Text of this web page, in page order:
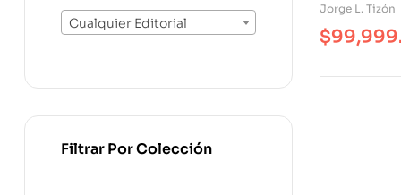
Jorge L. Tizón
$
Cualquier Editorial
Filtrar Por Colección